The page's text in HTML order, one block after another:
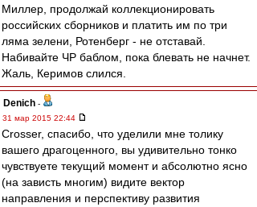
Миллер, продолжай коллекционировать
российских сборников и платить им по три
ляма зелени, Ротенберг - не отставай.
Набивайте ЧР баблом, пока блевать не начнет.
Жаль, Керимов слился.
Denich -
31 мар 2015 22:44
Crosser, спасибо, что уделили мне толику
вашего драгоценного, вы удивительно тонко
чувствуете текущий момент и абсолютно ясно
(на зависть многим) видите вектор
направления и перспективу развития